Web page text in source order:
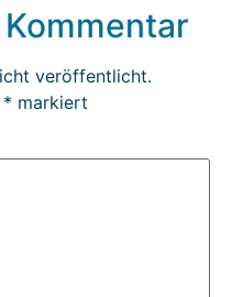
veröffentlicht.
* markiert